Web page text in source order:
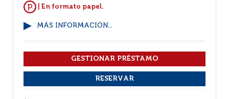
| En formato papel.
MÁS INFORMACIÓN...